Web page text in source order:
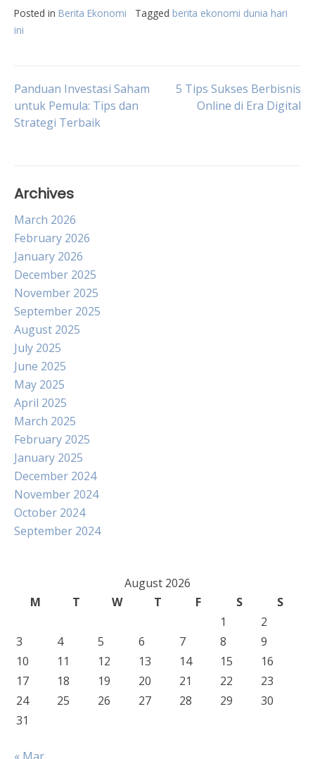
Posted in Berita Ekonomi Tagged berita ekonomi dunia hari
ini
Post
navigation
Panduan Investasi Saham
untuk Pemula: Tips dan
Strategi Terbaik
5 Tips Sukses Berbisnis
Online di Era Digital
Archives
March 2026
February 2026
January 2026
December 2025
November 2025
September 2025
August 2025
July 2025
June 2025
May 2025
April 2025
March 2025
February 2025
January 2025
December 2024
November 2024
October 2024
September 2024
August 2026
M
T W T F S
S
1
2
3
4 5 6 7 8
9
10
11 12 13 14 15
16
17
18 19 20 21 22
23
24
25 26 27 28 29
30
31